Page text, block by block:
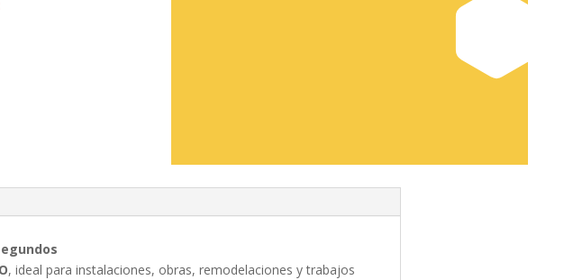
, ideal para instalaciones, obras, remodelaciones y trabajos